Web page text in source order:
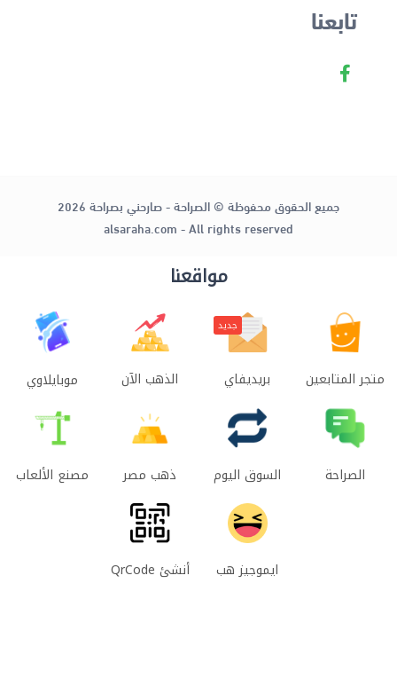
تابعنا
جميع الحقوق محفوظة © الصراحة - صارحني بصراحة 2026
alsaraha.com - All rights reserved